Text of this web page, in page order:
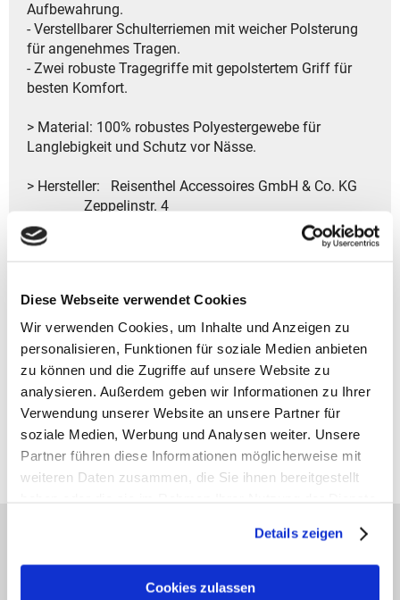
Diese Webseite verwendet Cookies
Wir verwenden Cookies, um Inhalte und Anzeigen zu
personalisieren, Funktionen für soziale Medien anbieten
zu können und die Zugriffe auf unsere Website zu
analysieren. Außerdem geben wir Informationen zu Ihrer
Verwendung unserer Website an unsere Partner für
soziale Medien, Werbung und Analysen weiter. Unsere
Partner führen diese Informationen möglicherweise mit
weiteren Daten zusammen, die Sie ihnen bereitgestellt
Details zeigen
Cookies zulassen
Aufbewahrung.
- Verstellbarer Schulterriemen mit weicher Polsterung
für angenehmes Tragen.
- Zwei robuste Tragegriffe mit gepolstertem Griff für
besten Komfort.
> Material: 100% robustes Polyestergewebe für
Langlebigkeit und Schutz vor Nässe.
> Hersteller: Reisenthel Accessoires GmbH & Co. KG
Zeppelinstr. 4
82205 Gilching
Deutschland
Fax: +49 8105 77292-920
E-Mail: service@reisenthel.com
Gutscheine bestellen
Alle Preise verstehen sich inklusive der gesetzl. MwSt. und zzgl.
Versand(ab 39,00 € Bestellwert versandkostenfrei!)
Sporttaschen, Schulranzen und Zubehör.Die Bestellung